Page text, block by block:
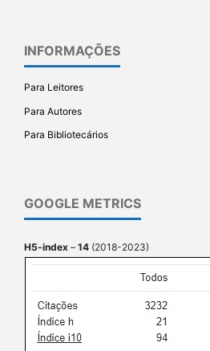
INFORMAÇÕES
Para Leitores
Para Autores
Para Bibliotecários
GOOGLE METRICS
H5-index – 14 (2018-2023)